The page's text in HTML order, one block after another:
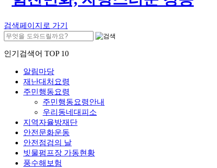
검색페이지로 가기
인기검색어 TOP 10
알림마당
재난대처요령
주민행동요령
주민행동요령안내
우리동네대피소
지역자율방재단
안전문화운동
안전점검의 날
빗물펌프장 가동현황
풍수해보험